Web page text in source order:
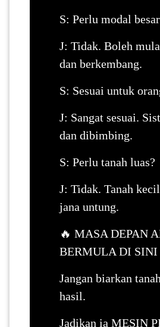
S: Perlu modal
J: Tidak. Boleh
dan berkembang.
S: Sesuai untuk
J: Sangat sesuai.
dan dibimbing.
S: Perlu tanah luas?
J: Tidak. Tanah
jana untung.
🔥 MASA DEPAN
BERMULA DI SINI
Jangan biarkan
hasil.
Jadikan ia MESIN